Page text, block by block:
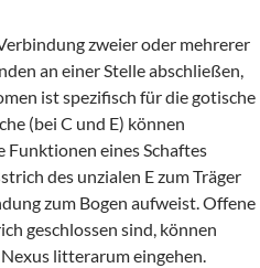
zweier oder mehrerer
an einer Stelle abschließen,
ist spezifisch für die gotische
(bei C und E) können
Funktionen eines Schaftes
des unzialen E zum Träger
zum Bogen aufweist. Offene
geschlossen sind, können
litterarum eingehen.